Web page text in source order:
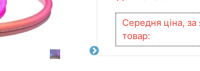
Середня ціна,
товар: